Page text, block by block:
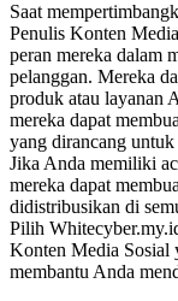
Saat
Penulis Konten
peran mereka dalam
pelanggan. Mereka
produk atau layanan
mereka dapat
yang dirancang
Jika Anda memiliki
mereka dapat
didistribusikan di
Pilih
Konten Media Sosial
membantu Anda